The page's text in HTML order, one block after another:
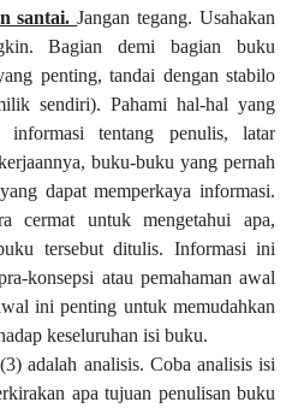
santai.Jangan tegang. Usahakan
Bagian demi bagian buku
penting, tandai dengan stabilo
sendiri). Pahami hal-hal yang
tentang penulis, latar
buku-buku yang pernah
dapat memperkaya informasi.
cermat untuk mengetahui apa,
tersebut ditulis. Informasi ini
konsepsi atau pemahaman awal
ini penting untuk memudahkan
keseluruhan isi buku.
adalah analisis. Coba analisis isi
apa tujuan penulisan buku